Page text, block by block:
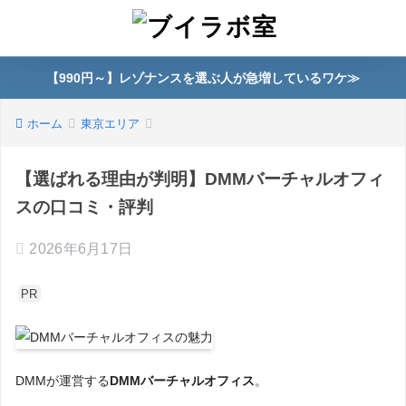
【990円～】レゾナンスを選ぶ人が急増しているワケ≫
ホーム 東京エリア
【選ばれる理由が判明】DMMバーチャルオフィ
スの口コミ・評判
2026年6月17日
PR
DMMが運営するDMMバーチャルオフィス。